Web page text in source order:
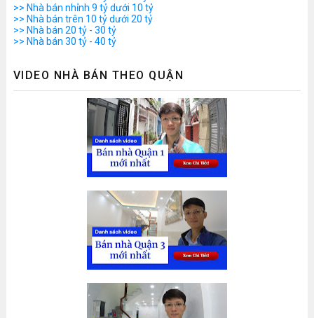
>> Nhà bán nhỉnh 9 tỷ dưới 10 tỷ
>> Nhà bán trên 10 tỷ dưới 20 tỷ
>> Nhà bán 20 tỷ - 30 tỷ
>> Nhà bán 30 tỷ - 40 tỷ
VIDEO NHÀ BÁN THEO QUẬN